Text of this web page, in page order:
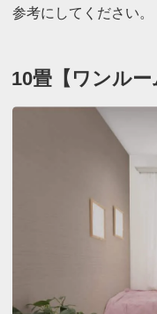
参考にしてください。
10畳【ワンル